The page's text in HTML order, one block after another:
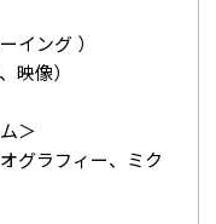
イング ）
映像）
＞
グラフィー、ミク